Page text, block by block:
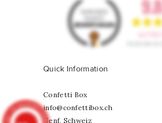
Quick Information
Confetti Box
info@confettibox.ch
Genf, Schweiz